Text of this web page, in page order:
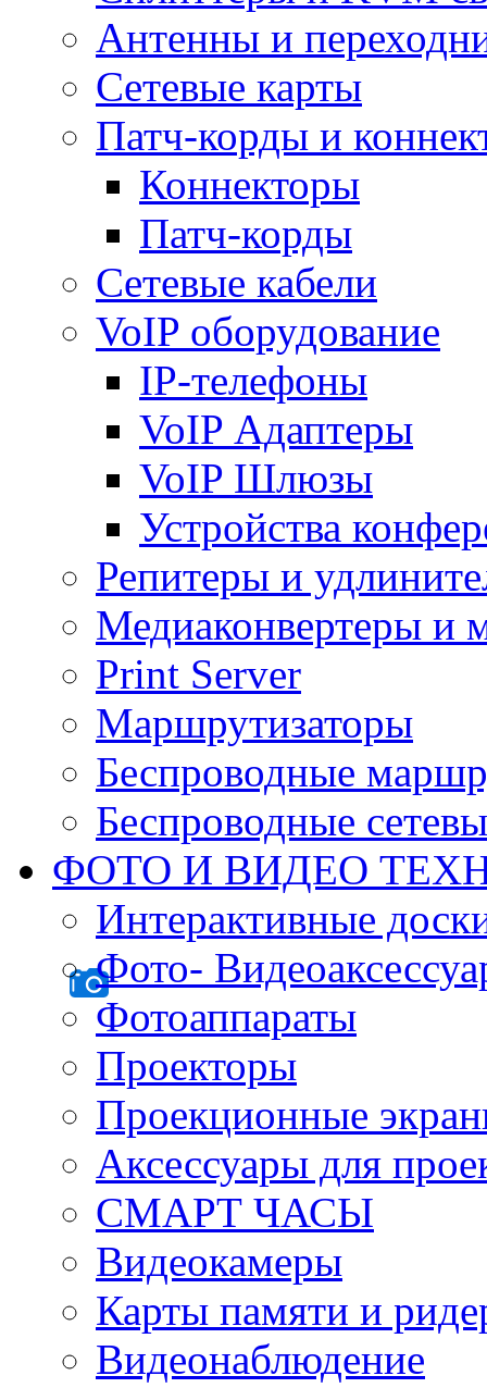
Антенны и
Сетевые карты
Патч-корды и
Коннекторы
Патч-корды
Сетевые кабели
VoIP оборудование
IP-телефоны
VoIP Адаптеры
VoIP Шлюзы
Устройства
Репитеры и
Медиаконвертеры и
Print Server
Маршрутизаторы
Беспроводные
Беспроводные
ФОТО И ВИДЕО
Интерактивные
Фото-
Фотоаппараты
Проекторы
Проекционные
Аксессуары для
СМАРТ ЧАСЫ
Видеокамеры
Карты памяти и
Видеонаблюдение